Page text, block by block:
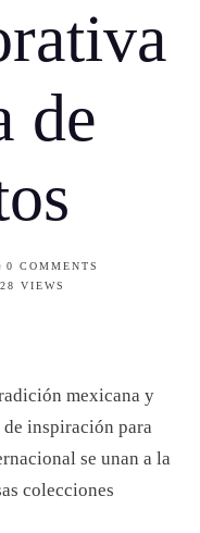
de
0 COMMENTS
28 VIEWS
mexicana y
inspiración para
se unan a la
colecciones